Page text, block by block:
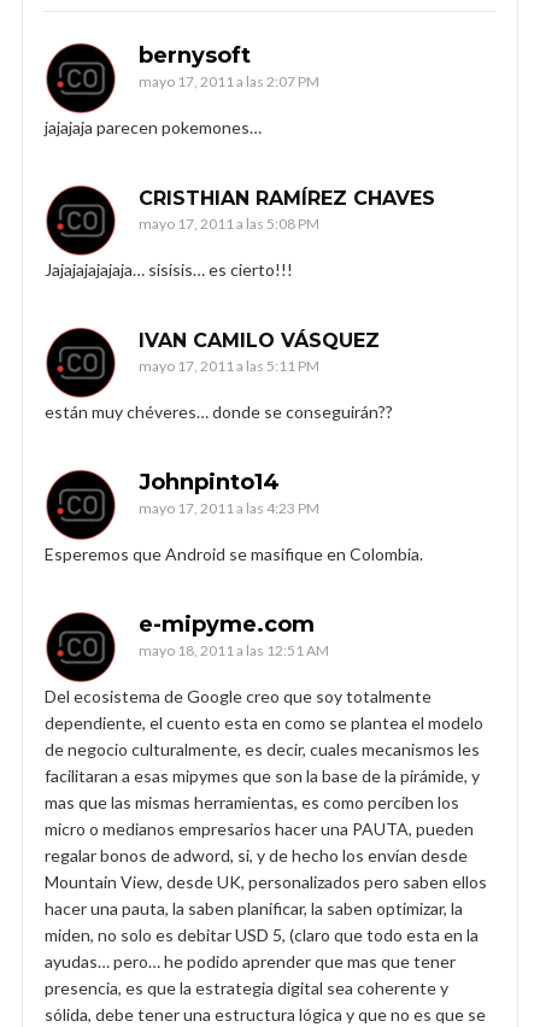
bernysoft
mayo 17, 2011 a las 2:07 PM
jajajaja parecen pokemones…
CRISTHIAN RAMÍREZ CHAVES
mayo 17, 2011 a las 5:08 PM
Jajajajajajaja… sisisis… es cierto!!!
IVAN CAMILO VÁSQUEZ
mayo 17, 2011 a las 5:11 PM
están muy chéveres… donde se conseguirán??
Johnpinto14
mayo 17, 2011 a las 4:23 PM
Esperemos que Android se masifique en Colombia.
e-mipyme.com
mayo 18, 2011 a las 12:51 AM
Del ecosistema de Google creo que soy totalmente
dependiente, el cuento esta en como se plantea el modelo
de negocio culturalmente, es decir, cuales mecanismos les
facilitaran a esas mipymes que son la base de la pirámide, y
mas que las mismas herramientas, es como perciben los
micro o medianos empresarios hacer una PAUTA, pueden
regalar bonos de adword, si, y de hecho los envían desde
Mountain View, desde UK, personalizados pero saben ellos
hacer una pauta, la saben planificar, la saben optimizar, la
miden, no solo es debitar USD 5, (claro que todo esta en la
ayudas… pero… he podido aprender que mas que tener
presencia, es que la estrategia digital sea coherente y
sólida, debe tener una estructura lógica y que no es que se